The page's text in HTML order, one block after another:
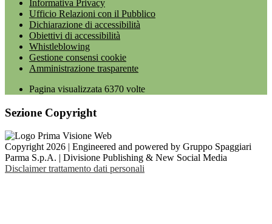
Informativa Privacy
Ufficio Relazioni con il Pubblico
Dichiarazione di accessibilità
Obiettivi di accessibilità
Whistleblowing
Gestione consensi cookie
Amministrazione trasparente
Pagina visualizzata 6370 volte
Sezione Copyright
Copyright 2026 | Engineered and powered by Gruppo Spaggiari
Parma S.p.A. | Divisione Publishing & New Social Media
Disclaimer trattamento dati personali